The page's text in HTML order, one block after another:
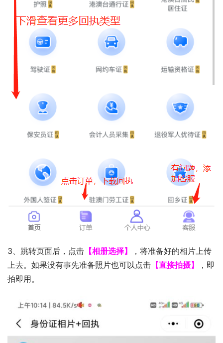
3、跳转页面后，点击 【相册选择】
，将准备好的相片上传
上去。如果没有事先准备照片也可以点击 【直接拍摄】
，即
拍即用。